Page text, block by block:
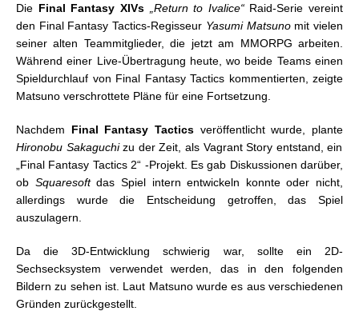
Die Final Fantasy XIVs „Return to Ivalice“Raid-Serie vereint
den Final Fantasy Tactics-Regisseur Yasumi Matsunomit vielen
seiner alten Teammitglieder, die jetzt am MMORPG arbeiten.
Während einer Live-Übertragung heute, wo beide Teams einen
Spieldurchlauf von Final Fantasy Tactics kommentierten, zeigte
Matsuno verschrottete Pläne für eine Fortsetzung.
Nachdem Final Fantasy Tactics veröffentlicht wurde, plante
Hironobu Sakaguchizu der Zeit, als Vagrant Story entstand, ein
„Final Fantasy Tactics 2“ -Projekt. Es gab Diskussionen darüber,
ob Squaresoftdas Spiel intern entwickeln konnte oder nicht,
allerdings wurde die Entscheidung getroffen, das Spiel
auszulagern.
Da die 3D-Entwicklung schwierig war, sollte ein 2D-
Sechsecksystem verwendet werden, das in den folgenden
Bildern zu sehen ist. Laut Matsuno wurde es aus verschiedenen
Gründen zurückgestellt.